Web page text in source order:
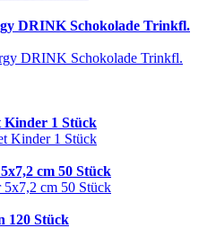
DRINK Schokolade Trinkfl.
Kinder 1 Stück
cm 50 Stück
120 Stück